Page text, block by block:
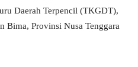
Daerah Terpencil (TKGDT),
Bima, Provinsi Nusa Tenggara